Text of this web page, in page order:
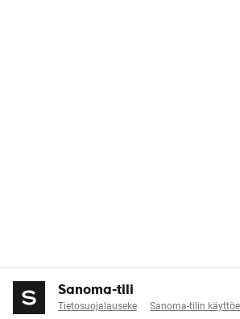
Sanoma-tili
Tietosuojalauseke Sanoma-tilin